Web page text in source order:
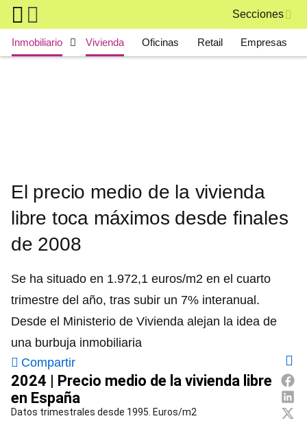
Skip to main content
Secciones
Main navigation
Inmobiliario Vivienda Oficinas Retail Empresas
El precio medio de la vivienda
libre toca máximos desde finales
de 2008
Se ha situado en 1.972,1 euros/m2 en el cuarto
trimestre del año, tras subir un 7% interanual.
Desde el Ministerio de Vivienda alejan la idea de
una burbuja inmobiliaria
Compartir